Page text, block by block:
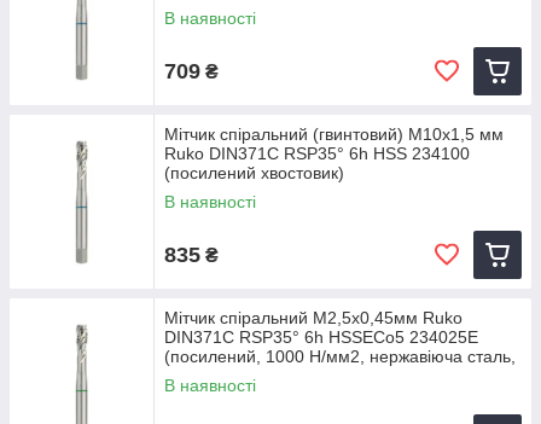
В наявності
709 ₴
Мітчик спіральний (гвинтовий) M10х1,5 мм
Ruko DIN371C RSP35° 6h HSS 234100
(посилений хвостовик)
В наявності
835 ₴
Мітчик спіральний M2,5х0,45мм Ruko
DIN371C RSP35° 6h HSSECo5 234025E
(посилений, 1000 Н/мм2, нержавіюча сталь,
алюміній)
В наявності